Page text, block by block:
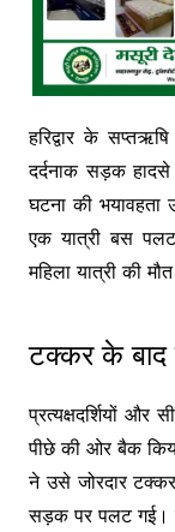
हरिद्वार के
दर्दनाक सड़क
घटना की
एक यात्री बस
महिला यात्री की
टक्कर के बाद
प्रत्यक्षदर्शियों
पीछे की ओर बैक
ने उसे जोरदार
सड़क पर पलट गई।